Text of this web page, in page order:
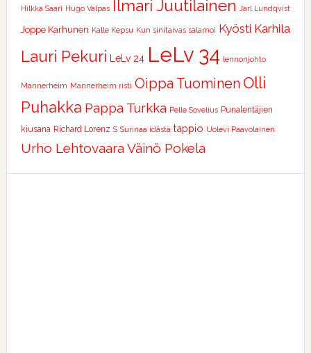
Hilkka Saari Hugo Valpas Ilmari Juutilainen Jarl Lundqvist
Joppe Karhunen Kalle Kepsu Kun sinitaivas salamoi Kyösti Karhila
Lauri Pekuri LeLv 24 LeLv 34 lennonjohto
Mannerheim Mannerheim risti Oippa Tuominen Olli
Puhakka Pappa Turkka Pelle Sovelius Punalentäjien
kiusana Richard Lorenz S Surinaa idästä tappio Uolevi Paavolainen
Urho Lehtovaara Väinö Pokela